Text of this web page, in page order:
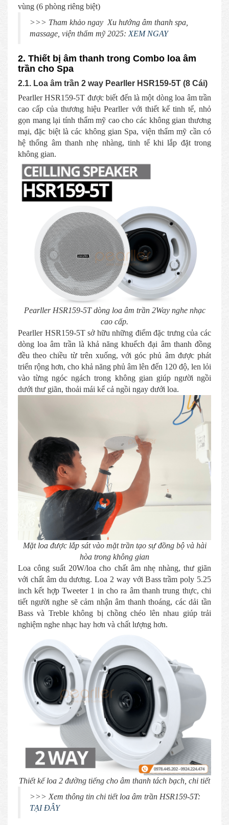
vùng (6 phòng riêng biệt)
>>> Tham khảo ngay Xu hướng âm thanh spa,
massage, viện thẩm mỹ 2025: XEM NGAY
2. Thiết bị âm thanh trong Combo loa âm
trần cho Spa
2.1. Loa âm trần 2 way Pearller HSR159-5T (8 Cái)
Pearller HSR159-5T được biết đến là một dòng loa âm trần
cao cấp của thương hiệu Pearller với thiết kế tinh tế, nhỏ
gọn mang lại tính thẩm mỹ cao cho các không gian thương
mại, đặc biệt là các không gian Spa, viện thẩm mỹ cần có
hệ thống âm thanh nhẹ nhàng, tinh tế khi lắp đặt trong
không gian.
Pearller HSR159-5T dòng loa âm trần 2Way nghe nhạc
cao cấp.
Pearller HSR159-5T sở hữu những điểm đặc trưng của các
dòng loa âm trần là khả năng khuếch đại âm thanh đồng
đều theo chiều từ trên xuống, với góc phủ âm được phát
triển rộng hơn, cho khả năng phủ âm lên đến 120 độ, len lỏi
vào từng ngóc ngách trong không gian giúp người ngồi
dưới thư giãn, thoải mái kể cả ngồi ngay dưới loa.
Mặt loa được lắp sát vào mặt trần tạo sự đồng bộ và hài
hòa trong không gian
Loa công suất 20W/loa cho chất âm nhẹ nhàng, thư giãn
với chất âm du dương. Loa 2 way với Bass trầm poly 5.25
inch kết hợp Tweeter 1 in cho ra âm thanh trung thực, chi
tiết người nghe sẽ cảm nhận âm thanh thoáng, các dải tần
Bass và Treble không bị chồng chéo lên nhau giúp trải
nghiệm nghe nhạc hay hơn và chất lượng hơn.
Thiết kế loa 2 đường tiếng cho âm thanh tách bạch, chi tiết
>>> Xem thông tin chi tiết loa âm trần HSR159-5T:
TẠI ĐÂY